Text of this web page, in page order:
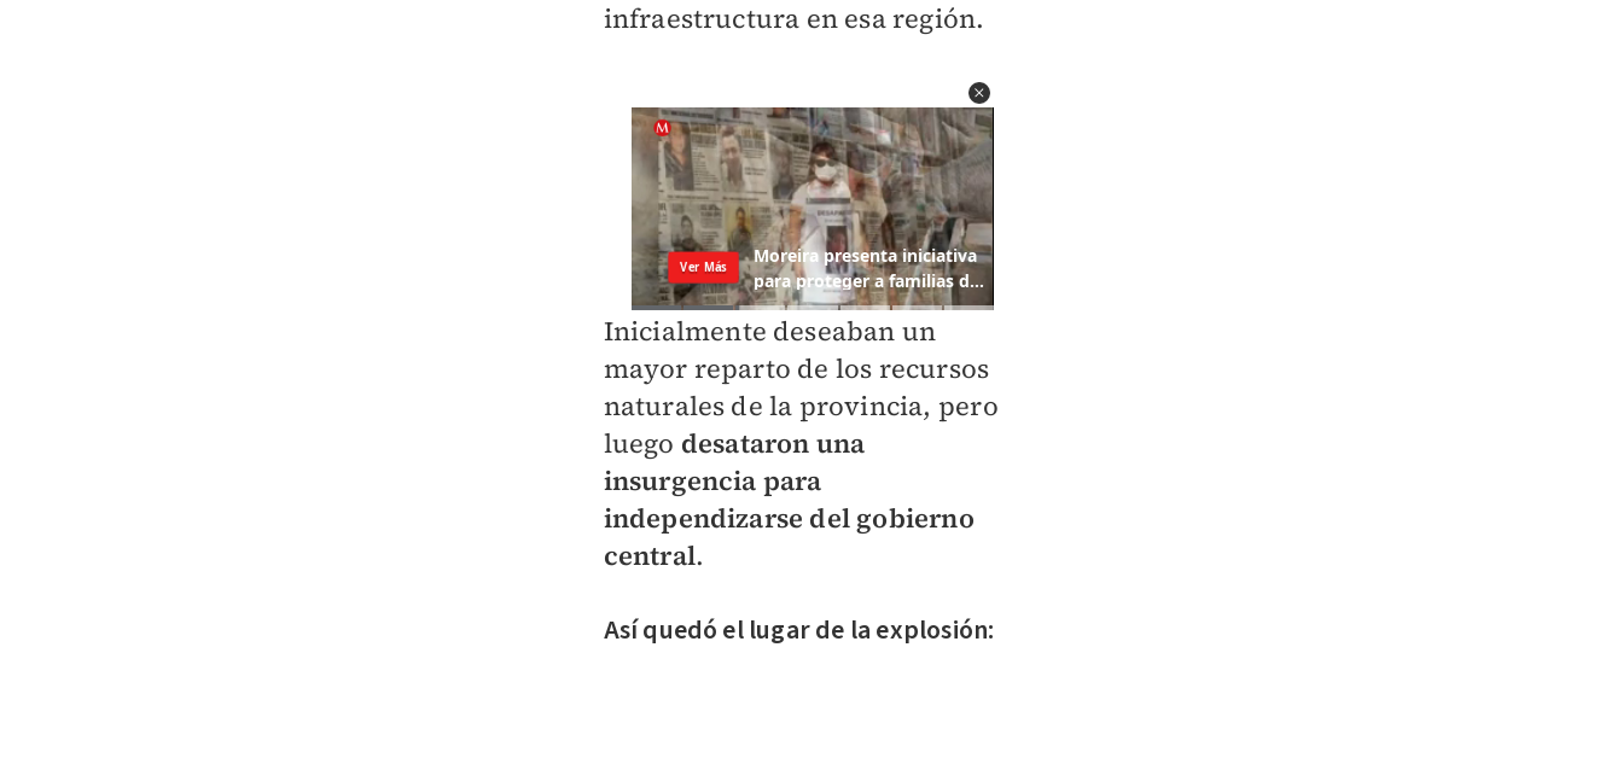
infraestructura en esa región.
Inicialmente deseaban un
mayor reparto de los recursos
naturales de la provincia, pero
luego desataron una
insurgencia para
independizarse del gobierno
central.
Así quedó el lugar de la explosión: